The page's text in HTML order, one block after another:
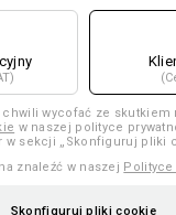
wycofać ze skutkiem
w naszej polityce
w sekcji „Skonfiguruj pliki
znaleźć w naszej Polityce
Skonfiguruj pliki cookie